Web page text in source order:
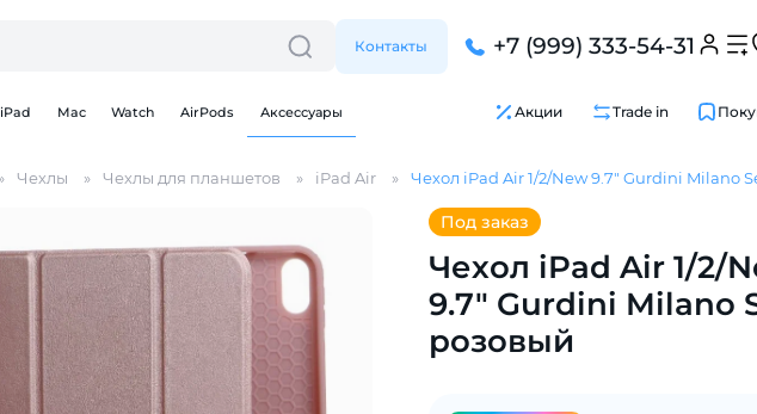
Контакты +7 (999) 333-54-31
iPad Mac Watch AirPods Аксессуары Акции Trade in
Чехлы Чехлы для планшетов iPad Air Чехол iPad Air 1/2/New 9.7" Gurdini Milano
Под заказ
Чехол iPad Air 1/2/
9.7" Gurdini Milano
розовый
Для клиентов всех банков